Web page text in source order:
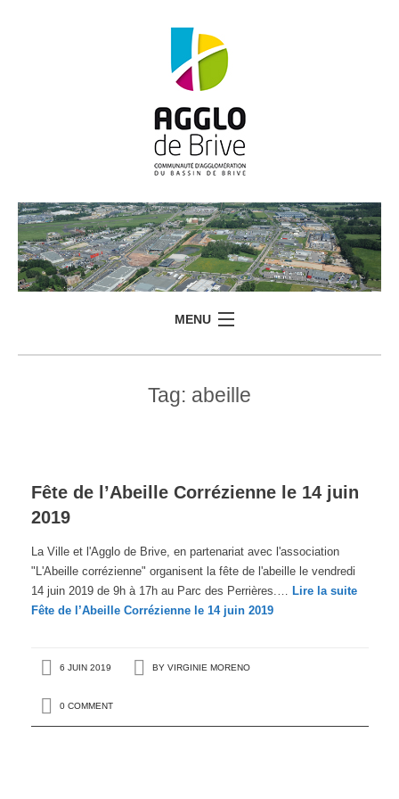
MENU
Tag: abeille
Fête de l’Abeille Corrézienne le 14 juin
2019
La Ville et l'Agglo de Brive, en partenariat avec l'association
"L'Abeille corrézienne" organisent la fête de l'abeille le vendredi
14 juin 2019 de 9h à 17h au Parc des Perrières.… Lire la suite
Fête de l’Abeille Corrézienne le 14 juin 2019
6 JUIN 2019 BY VIRGINIE MORENO
0 COMMENT